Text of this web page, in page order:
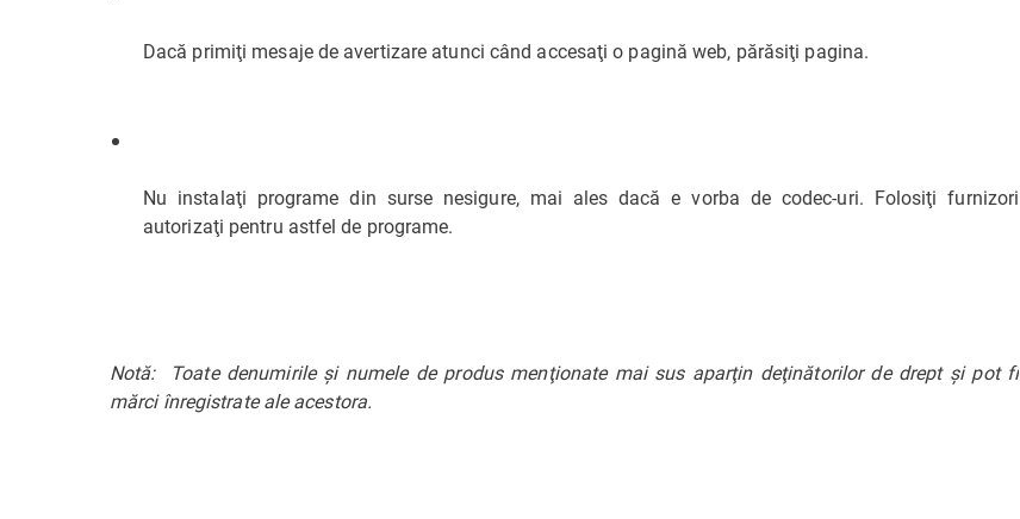
Dacă primiţi mesaje de avertizare atunci când accesaţi o pagină web, părăsiţi pagina.
Nu instalaţi programe din surse nesigure, mai ales dacă e vorba de codec-uri. Folosiţi furnizori
autorizaţi pentru astfel de programe.
Notă: Toate denumirile şi numele de produs menţionate mai sus aparţin deţinătorilor de drept şi pot fi
mărci înregistrate ale acestora.